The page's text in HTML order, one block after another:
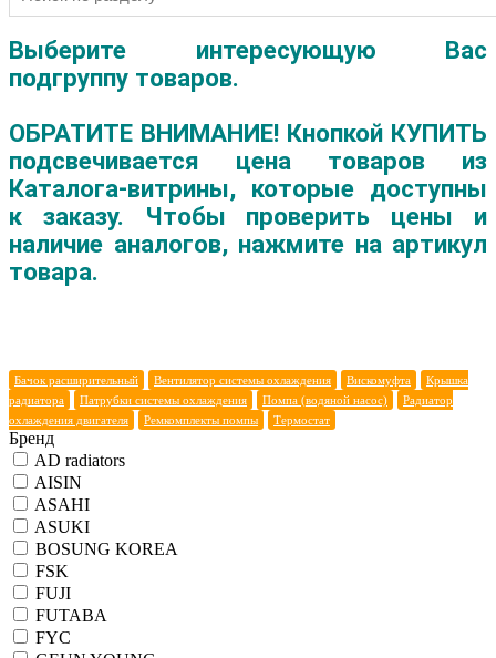
Выберите интересующую Вас
подгруппу товаров.
ОБРАТИТЕ ВНИМАНИЕ! Кнопкой КУПИТЬ
подсвечивается цена товаров из
Каталога-витрины, которые доступны
к заказу. Чтобы проверить цены и
наличие аналогов, нажмите на артикул
товара.
Бачок расширительный Вентилятор системы охлаждения Вискомуфта
Крышка
радиатора
Патрубки системы охлаждения Помпа (водяной насос)
Радиатор
охлаждения двигателя
Ремкомплекты помпы Термостат
Бренд
AD radiators
AISIN
ASAHI
ASUKI
BOSUNG KOREA
FSK
FUJI
FUTABA
FYC